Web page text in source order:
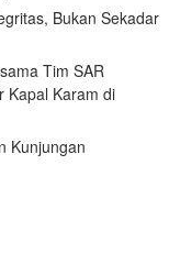
Bukan Sekadar
Tim SAR
Kapal Karam di
Kunjungan